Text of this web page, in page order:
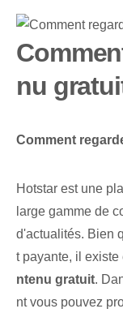
nu
Comment
Hotstar est une
large gamme de
d'actualités. Bien
t ‌payante, il
ntenu gratuit.⁣
nt vous pouvez